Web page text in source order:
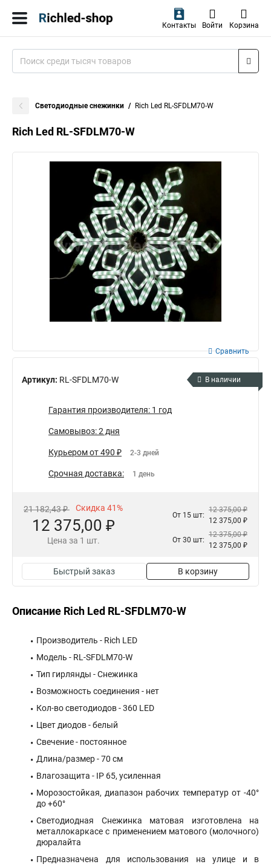
Контакты Войти Корзина
Светодиодные снежинки Rich Led RL-SFDLM70-W
Rich Led RL-SFDLM70-W
Артикул: RL-SFDLM70-W
Сравнить
В наличии
Гарантия производителя: 1 год
Самовывоз: 2 дня
Курьером от 490 ₽ 2-3 дней
Срочная доставка: 1 день
21 182,43 ₽ Скидка 41%
12 375,00 ₽
Цена за 1 шт.
От 15 шт:
12 375,00 ₽
12 375,00 ₽
От 30 шт:
12 375,00 ₽
12 375,00 ₽
Быстрый заказ В корзину
Описание Rich Led RL-SFDLM70-W
Производитель - Rich LED
Модель - RL-SFDLM70-W
Тип гирлянды - Снежинка
Возможность соединения - нет
Кол-во светодиодов - 360 LED
Цвет диодов - белый
Свечение - постоянное
Длина/размер - 70 см
Влагозащита - IP 65, усиленная
Морозостойкая, диапазон рабочих температур от -40°
до +60°
Светодиодная Снежинка матовая изготовлена на
металлокаркасе с применением матового (молочного)
дюралайта
Предназначена для использования на улице и в